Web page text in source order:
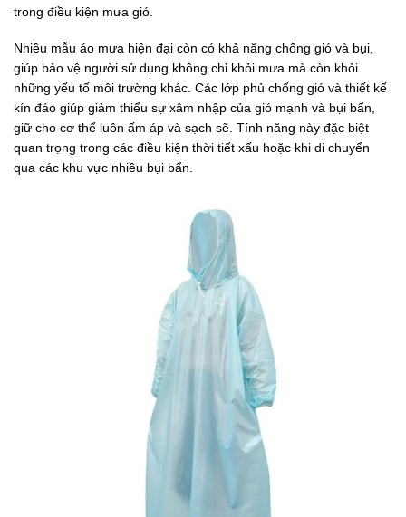
trong điều kiện mưa gió.
Nhiều mẫu áo mưa hiện đại còn có khả năng chống gió và bụi,
giúp bảo vệ người sử dụng không chỉ khỏi mưa mà còn khỏi
những yếu tố môi trường khác. Các lớp phủ chống gió và thiết kế
kín đáo giúp giảm thiểu sự xâm nhập của gió mạnh và bụi bẩn,
giữ cho cơ thể luôn ấm áp và sạch sẽ. Tính năng này đặc biệt
quan trọng trong các điều kiện thời tiết xấu hoặc khi di chuyển
qua các khu vực nhiều bụi bẩn.